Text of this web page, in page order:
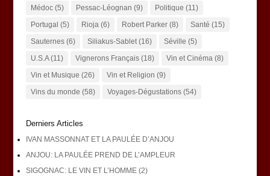
Médoc(5) Pessac-Léognan (9) Politique (11)
Portugal (5) Rioja(6) Robert Parker(8) Santé (15)
Sauternes(6) Siliakus-Sablet(16) Séville (5)
U.S.A(11) Vignerons Français(18) Vin et Cinéma(8)
Vin et Musique (26) Vin et Religion (9)
Vins du monde (58) Voyages-Dégustations(54)
Derniers Articles
IVAN MASSONNAT ET LA PAULÉE D’ANJOU
ANJOU: LA PAULÉE PREND DE L’AMPLEUR
SIGOGNAC: LE VIN ET L’HOMME (2)